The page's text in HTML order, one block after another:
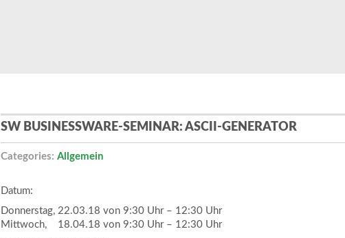
SW BUSINESSWARE-SEMINAR: ASCII-GENERATOR
Categories: Allgemein
Datum:
Donnerstag, 22.03.18 von 9:30 Uhr – 12:30 Uhr
Mittwoch, 18.04.18 von 9:30 Uhr – 12:30 Uhr